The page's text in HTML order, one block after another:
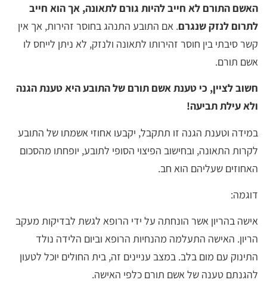
האשם התורם לא חייב להיות גורם לתאונה, אך הוא חייב
לתרום לנזק שנגרם. אם התובע התנהג בחוסר זהירות, אך אין
קשר סיבתי בין חוסר זהירותו לתאונה ולנזק, לא ניתן לייחס לו
אשם תורם.
חשוב לציין, כי טענת אשם תורם של התובע היא טענת הגנה
ולא עילת תביעה!
במידה וטענת הגנה זו תתקבל, יקבעו אחוזי אשמתו של התובע
לקרות התאונה, ובחישוב הפיצוי הסופי לתובע, יופחתו מהסכום
האחוזים שעליהם הוא חב.
דוגמה:
אישה בהריון אשר הונחתה על ידי הרופא לגשת לבדיקות מעקב
הריון. האישה התעלמה מהנחיות הרופא וביום הלידה נולד
התינוק עם מום בלב. במצב עניינים זה, בית החולים יוכל לטעון
להגנתם טענה של אשם תורם כלפי האישה.